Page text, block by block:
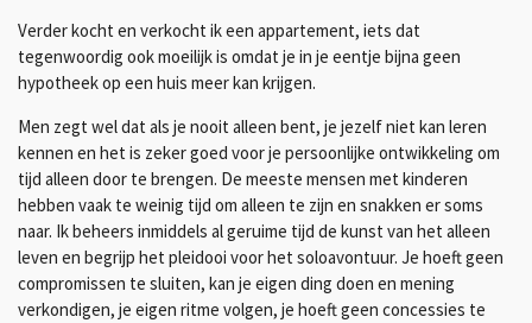
Verder kocht en verkocht ik een appartement, iets dat
tegenwoordig ook moeilijk is omdat je in je eentje bijna geen
hypotheek op een huis meer kan krijgen.
Men zegt wel dat als je nooit alleen bent, je jezelf niet kan leren
kennen en het is zeker goed voor je persoonlijke ontwikkeling om
tijd alleen door te brengen. De meeste mensen met kinderen
hebben vaak te weinig tijd om alleen te zijn en snakken er soms
naar. Ik beheers inmiddels al geruime tijd de kunst van het alleen
leven en begrijp het pleidooi voor het soloavontuur. Je hoeft geen
compromissen te sluiten, kan je eigen ding doen en mening
verkondigen, je eigen ritme volgen, je hoeft geen concessies te